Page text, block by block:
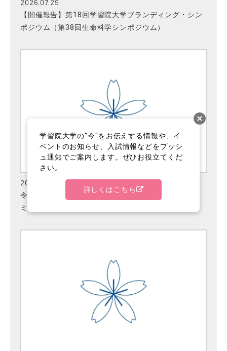
2026.07.29
【開催報告】第18回学習院大学ブランディング・シン
ポジウム（第38回生命科学シンポジウム）
2026.07.27
令和８年度夏季休暇期間中の事務取扱について（アド
ミッションセンター）
学習院大学の"今"をお伝えする情報や、イ
ベントのお知らせ、入試情報などをプッシ
ュ通知でご案内します。ぜひお役立てくだ
さい。
詳しくはこちら